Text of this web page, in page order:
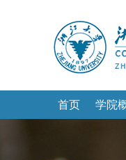
首页 学院